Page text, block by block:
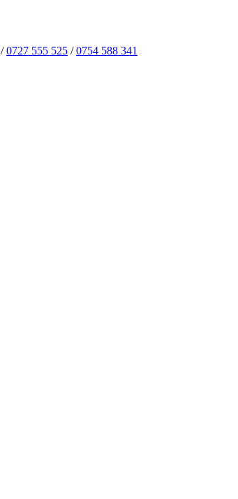
/0727 555 525 /0754 588 341